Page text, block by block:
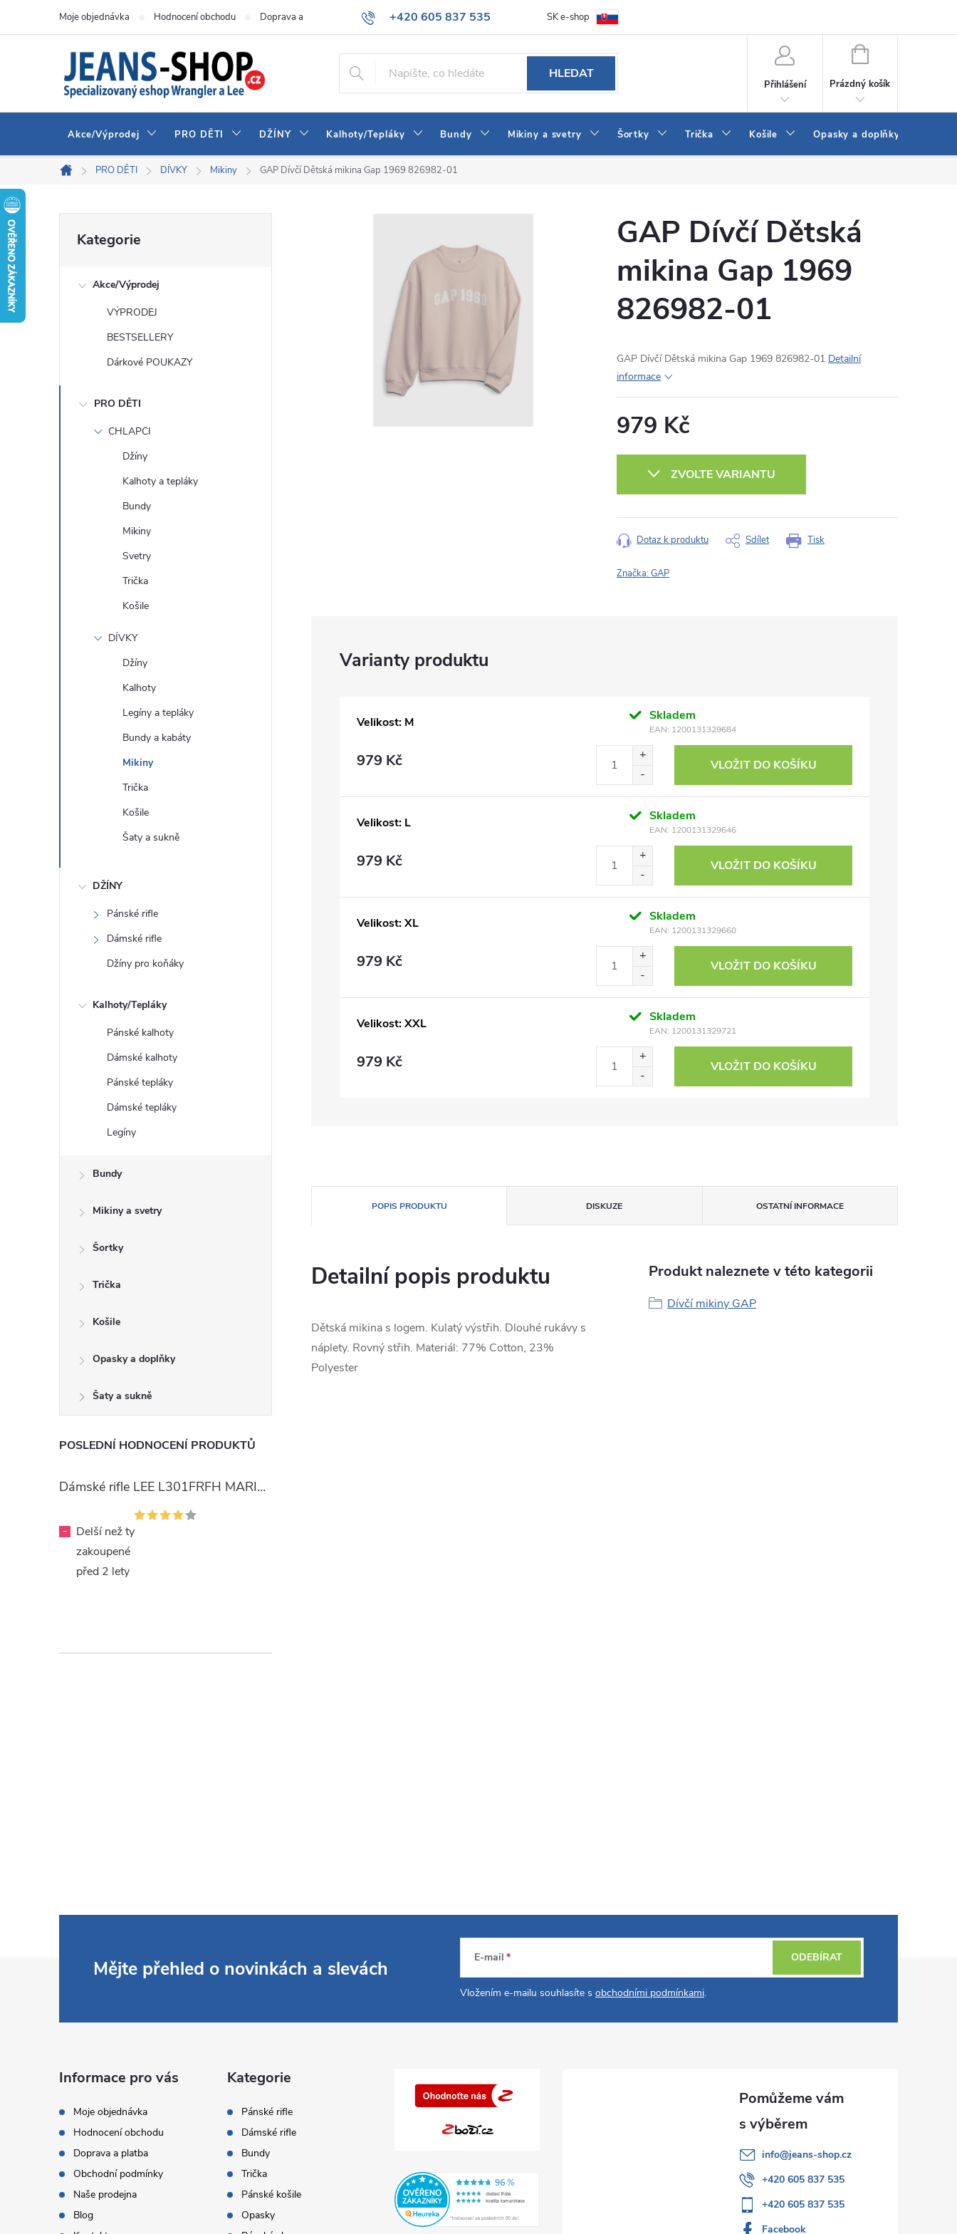
+420 605 837 535
info@jeans-shop.cz
Moje objednávka Hodnocení obchodu Doprava a platba Obchodní podmínky Naše prodejna Blog Kontakt
SK e-shop
HLEDAT
Přihlášení
NÁKUPNÍ
Prázdný košík
Akce/Výprodej PRO DĚTI DŽÍNY Kalhoty/Tepláky Bundy Mikiny a svetry Šortky Trička Košile Opasky a doplňky
Domů
PRO DĚTI DÍVKY Mikiny GAP Dívčí Dětská mikina Gap 1969 826982-01
kategorie
Kategorie
Akce/Výprodej
VÝPRODEJ
BESTSELLERY
Dárkové POUKAZY
PRO DĚTI
CHLAPCI
Džíny
Kalhoty a tepláky
Bundy
Mikiny
Svetry
Trička
Košile
DÍVKY
Džíny
Kalhoty
Legíny a tepláky
Bundy a kabáty
Mikiny
Trička
Košile
Šaty a sukně
DŽÍNY
Pánské rifle
Dámské rifle
Džíny pro koňáky
Kalhoty/Tepláky
Pánské kalhoty
Dámské kalhoty
Pánské tepláky
Dámské tepláky
Legíny
Bundy
Mikiny a svetry
Šortky
Trička
Košile
Opasky a doplňky
Šaty a sukně
POSLEDNÍ HODNOCENÍ PRODUKTŮ
Dámské rifle LEE L301FRFH MARION STRAIGHT RINSE
-
Delší než ty
zakoupené
před 2 lety
GAP Dívčí Dětská
mikina Gap 1969
826982-01
GAP Dívčí Dětská mikina Gap 1969 826982-01 Detailní
informace
979 Kč
ZVOLTE VARIANTU
Tisk
Dotaz k produktu Sdílet
Značka:GAP
Velikost: M Skladem
EAN: 1200131329684
979 Kč VLOŽIT DO KOŠÍKU
Velikost: L Skladem
EAN: 1200131329646
979 Kč VLOŽIT DO KOŠÍKU
Velikost: XL Skladem
EAN: 1200131329660
979 Kč VLOŽIT DO KOŠÍKU
Velikost: XXL Skladem
EAN: 1200131329721
979 Kč VLOŽIT DO KOŠÍKU
POPIS PRODUKTU DISKUZE OSTATNÍ INFORMACE
Detailní popis produktu
Dětská mikina s logem. Kulatý výstřih. Dlouhé rukávy s
náplety. Rovný střih. Materiál: 77% Cotton, 23%
Polyester
Produkt naleznete v této kategorii
Dívčí mikiny GAP
Mějte přehled o novinkách a slevách E-mail
Vložením e-mailu souhlasíte s obchodními podmínkami.
ODEBÍRAT
Informace pro vás
Moje objednávka
Hodnocení obchodu
Doprava a platba
Obchodní podmínky
Naše prodejna
Blog
Kategorie
Pánské rifle
Dámské rifle
Bundy
Trička
Pánské košile
Opasky
info@jeans-shop.cz
+420 605 837 535
+420 605 837 535
Facebook